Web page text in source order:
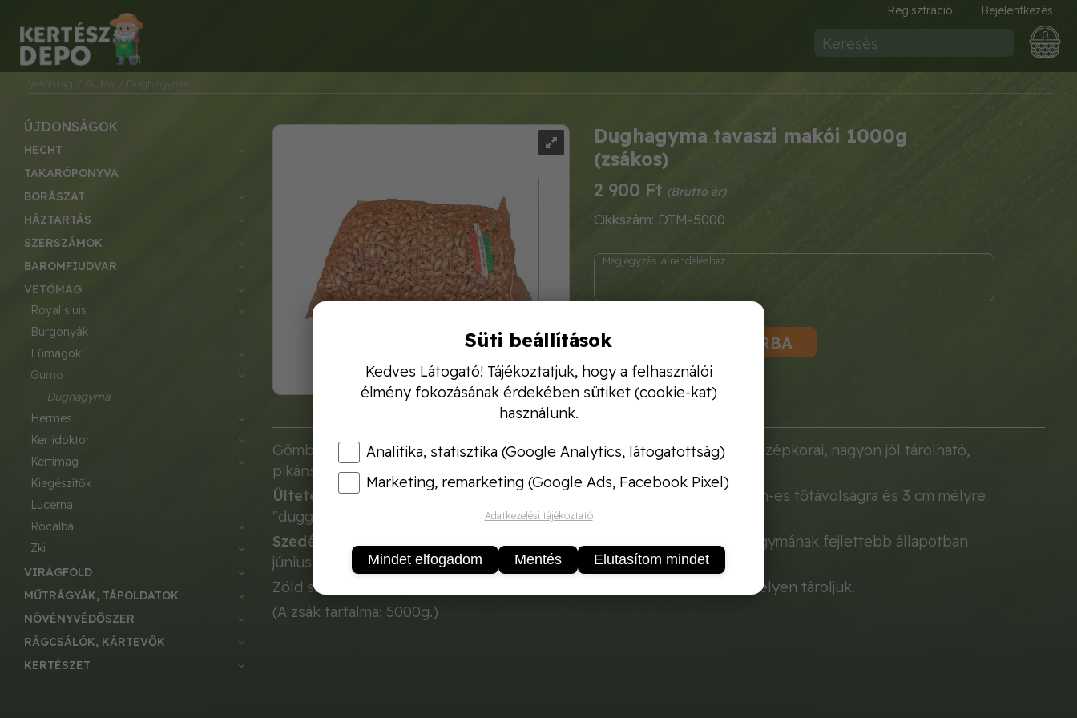
Regisztráció Bejelentkezés
0
Vetőmag / GuMo / Dughagyma
Dughagyma tavaszi makói 1000g
(zsákos)
2 900 Ft
Cikkszám: DTM-5000
KOSÁRBA
Gömb alakú, bronz barna héjú, kemény, fehér húsú, jól tárolható fajta. Középkorai, nagyon jól tárolható,
pikáns aromályú bőtermő hibrid.
Ültetés:
március végén, április elején 25-30 cm-es sortávolságra, 8-10 cm-es tőtávolságra és 3 cm mélyre
"duggatjuk".
Szedés:
zöldhagymának folyamatosan szedhetjük május elejétől, főzőhagymának fejlettebb állapotban
június-július hónapban alkalmas.
Zöld szára elszáradása után szedhetjük fel téli tárolásra. Hűvös, száraz helyen tároljuk.
(A zsák tartalma: 5000g.)
ÚJDONSÁGOK
HECHT
TAKARÓPONYVA
BORÁSZAT
HÁZTARTÁS
SZERSZÁMOK
BAROMFIUDVAR
VETŐMAG
royal sluis
burgonyák
fűmagok
gumo
dughagyma
hermes
kertidoktor
kertimag
kiegészítők
lucerna
rocalba
zki
VIRÁGFÖLD
MŰTRÁGYÁK, TÁPOLDATOK
NÖVÉNYVÉDŐSZER
RÁGCSÁLÓK, KÁRTEVŐK
KERTÉSZET
Süti beállítások
Kedves Látogató! Tájékoztatjuk, hogy a felhasználói
élmény fokozásának érdekében sütiket (cookie-kat)
használunk.
Analitika, statisztika (Google Analytics, látogatottság)
Marketing, remarketing (Google Ads, Facebook Pixel)
Adatkezelési tájékoztató
Mindet elfogadom Mentés Elutasítom mindet